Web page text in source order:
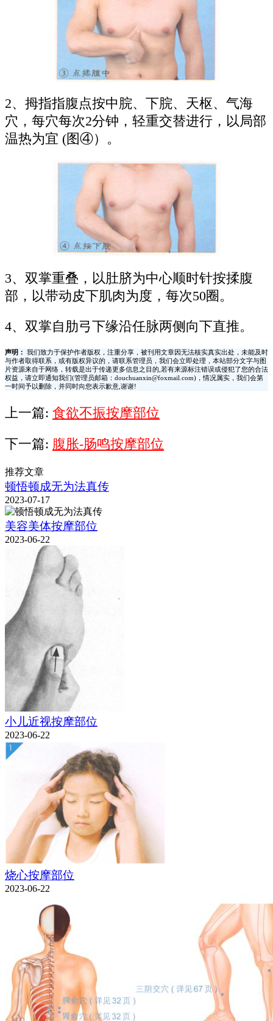
2、拇指指腹点按中脘、下脘、天枢、气海
穴，每穴每次2分钟，轻重交替进行，以局部
温热为宜 (图④）。
3、双掌重叠，以肚脐为中心顺时针按揉腹
部，以带动皮下肌肉为度，每次50圈。
4、双掌自肋弓下缘沿任脉两侧向下直推。
声明：
我们致力于保护作者版权，注重分享，被刊用文章因无法核实真实出处，未能及时
与作者取得联系，或有版权异议的，请联系管理员，我们会立即处理，本站部分文字与图
片资源来自于网络，转载是出于传递更多信息之目的,若有来源标注错误或侵犯了您的合法
权益，请立即通知我们(管理员邮箱：douchuanxin@foxmail.com)，情况属实，我们会第
一时间予以删除，并同时向您表示歉意,谢谢!
上一篇: 食欲不振按摩部位
下一篇: 腹胀-肠鸣按摩部位
推荐文章
顿悟顿成无为法真传
2023-07-17
美容美体按摩部位
2023-06-22
小儿近视按摩部位
2023-06-22
烧心按摩部位
2023-06-22